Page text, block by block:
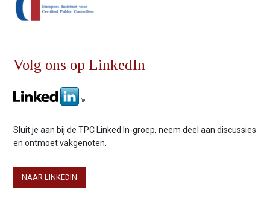
Volg ons op LinkedIn
Sluit je aan bij de TPC Linked In-groep, neem deel aan discussies
en ontmoet vakgenoten.
NAAR LINKEDIN